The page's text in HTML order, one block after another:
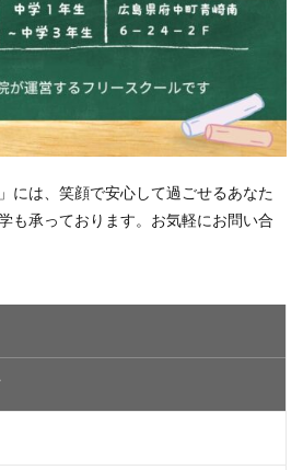
には、笑顔で安心して過ごせるあなた
も承っております。お気軽にお問い合